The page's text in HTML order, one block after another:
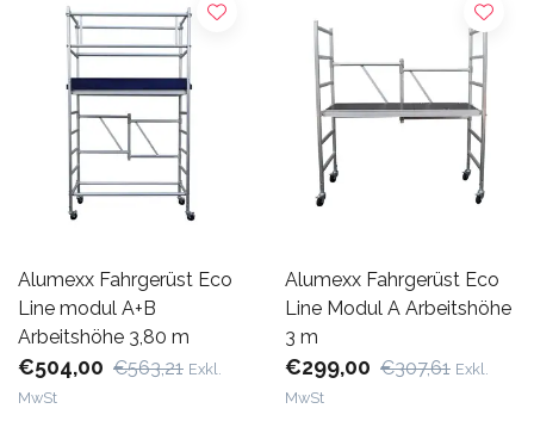
Alumexx Fahrgerüst Eco
Line modul A+B
Arbeitshöhe 3,80 m
€504,00 €563,21 Exkl.
MwSt
Alumexx Fahrgerüst Eco
Line Modul A Arbeitshöhe
3 m
€299,00 €307,61 Exkl.
MwSt